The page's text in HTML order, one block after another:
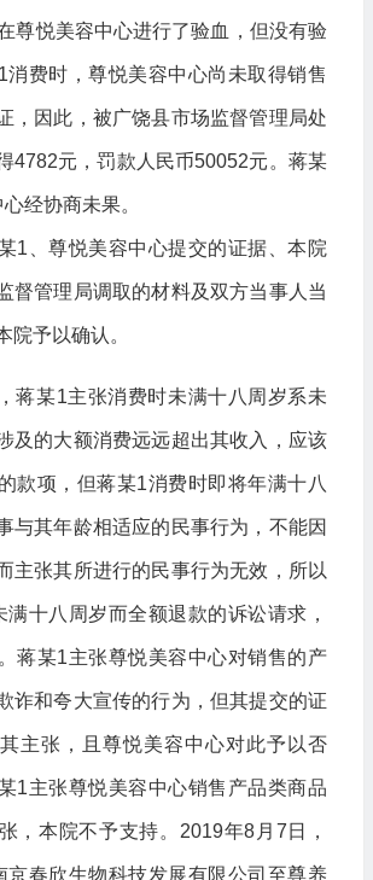
尊悦美容中心进行了验血，但没有验
消费时，尊悦美容中心尚未取得销售
，因此，被广饶县市场监督管理局处
4782元，罚款人民币50052元。蒋某
经协商未果。
1、尊悦美容中心提交的证据、本院
督管理局调取的材料及双方当事人当
院予以确认。
蒋某1主张消费时未满十八周岁系未
及的大额消费远远超出其收入，应该
款项，但蒋某1消费时即将年满十八
与其年龄相适应的民事行为，不能因
主张其所进行的民事行为无效，所以
满十八周岁而全额退款的诉讼请求，
蒋某1主张尊悦美容中心对销售的产
诈和夸大宣传的行为，但其提交的证
主张，且尊悦美容中心对此予以否
1主张尊悦美容中心销售产品类商品
，本院不予支持。2019年8月7日，
京春欣生物科技发展有限公司至尊养